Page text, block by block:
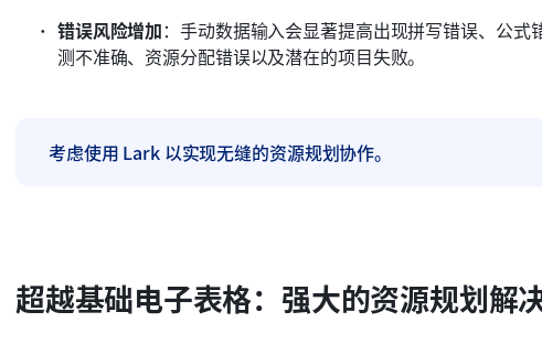
错误风险增加：手动数据输入会显著提高出现拼写错误、公
测不准确、资源分配错误以及潜在的项目失败。
考虑使用 Lark 以实现无缝的资源规划协作。
超越基础电子表格：强大的资源规划解